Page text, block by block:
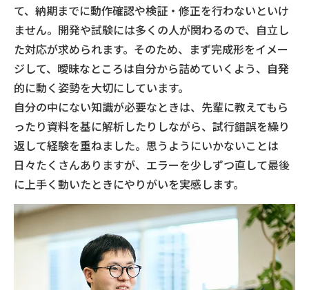
て、納期までに動作確認や検証・修正を行わないといけ
ません。開発や試験には多くの人が関わるので、自立し
た対応が求められます。そのため、まず完成形をイメー
ジして、曖昧なところは自分から詰めていくよう、自発
的に動く姿勢を大切にしています。
自分の中にない知識が必要なときは、先輩に教えてもら
ったり資料を基に解析したりしながら、試行錯誤を繰り
返して経験を重ねました。思うようにいかないことは
日々たくさんありますが、エラーを少しずつ直して最後
に上手く動いたときにやりがいを実感します。